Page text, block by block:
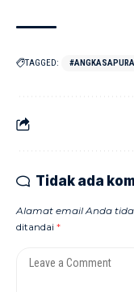
TAGGED:
Tidak ada
Alamat email Anda
ditandai *